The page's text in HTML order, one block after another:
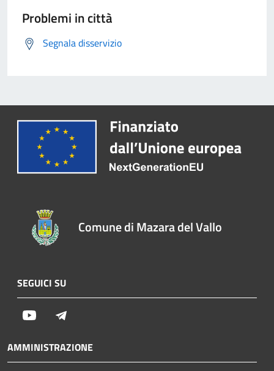
Problemi in città
Segnala disservizio
Comune di Mazara del Vallo
SEGUICI SU
Youtube
AMMINISTRAZIONE